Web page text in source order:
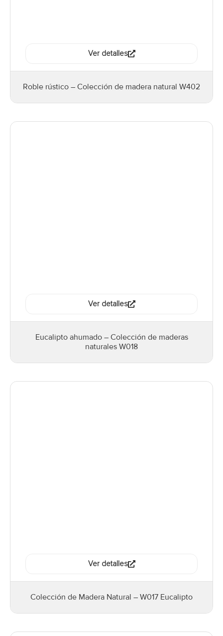
Ver detalles
Roble rústico – Colección de madera natural W402
Ver detalles
Eucalipto ahumado – Colección de maderas
naturales W018
Ver detalles
Colección de Madera Natural – W017 Eucalipto